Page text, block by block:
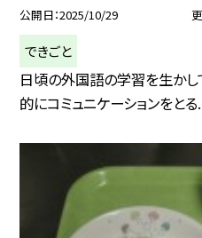
公開日 2025/10/29
できごと
日頃の外国語の学習を生か
的にコミュニケーションをとる